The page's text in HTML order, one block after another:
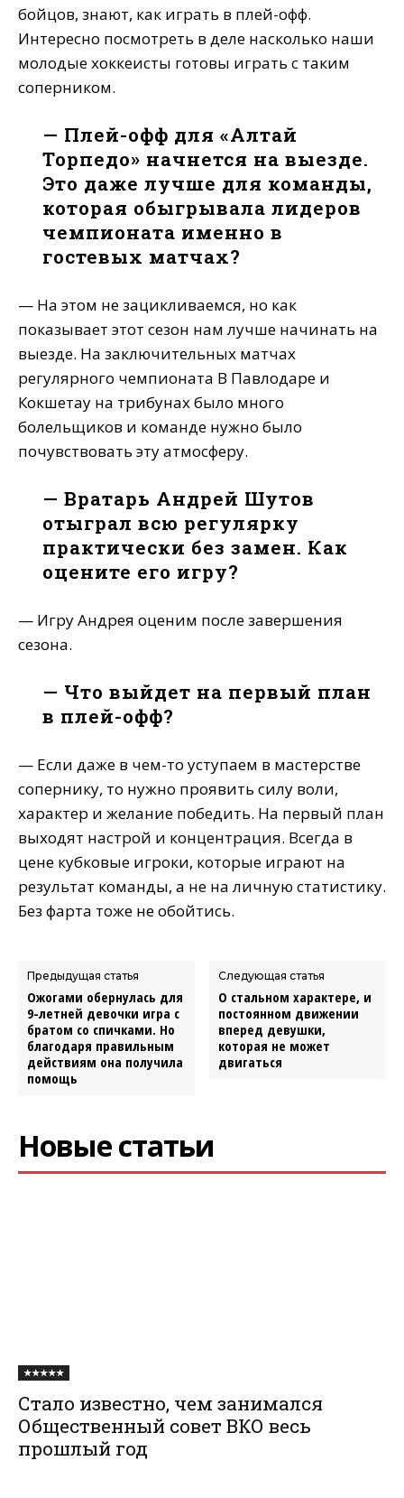
бойцов, знают, как играть в плей-офф.
Интересно посмотреть в деле насколько наши
молодые хоккеисты готовы играть с таким
соперником.
— Плей-офф для «Алтай
Торпедо» начнется на выезде.
Это даже лучше для команды,
которая обыгрывала лидеров
чемпионата именно в
гостевых матчах?
— На этом не зацикливаемся, но как
показывает этот сезон нам лучше начинать на
выезде. На заключительных матчах
регулярного чемпионата В Павлодаре и
Кокшетау на трибунах было много
болельщиков и команде нужно было
почувствовать эту атмосферу.
— Вратарь Андрей Шутов
отыграл всю регулярку
практически без замен. Как
оцените его игру?
— Игру Андрея оценим после завершения
сезона.
— Что выйдет на первый план
в плей-офф?
— Если даже в чем-то уступаем в мастерстве
сопернику, то нужно проявить силу воли,
характер и желание победить. На первый план
выходят настрой и концентрация. Всегда в
цене кубковые игроки, которые играют на
результат команды, а не на личную статистику.
Без фарта тоже не обойтись.
Предыдущая статья
Ожогами обернулась для
9-летней девочки игра с
братом со спичками. Но
благодаря правильным
действиям она получила
помощь
Следующая статья
О стальном характере, и
постоянном движении
вперед девушки,
которая не может
двигаться
Новые статьи
★★★★★
Стало известно, чем занимался
Общественный совет ВКО весь
прошлый год